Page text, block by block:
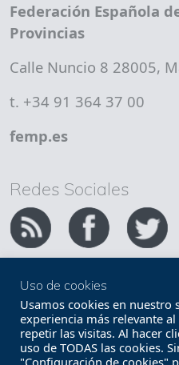
Federación Española
Provincias
Calle Nuncio 8 28005,
t. +34 91 364 37 00
femp.es
Redes Sociales
Copyright
Términos legales
Uso de cookies
Usamos cookies en
experiencia más relevante
repetir las visitas. Al hacer
uso de TODAS las cookies.
"Configuración de cookies"